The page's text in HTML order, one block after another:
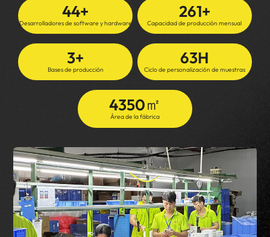
50+
Desarrolladores de software y hardware
300+
Capacidad de producción mensual
4+
Bases de producción
72H
Ciclo de personalización de muestras
5000㎡
Área de la fábrica